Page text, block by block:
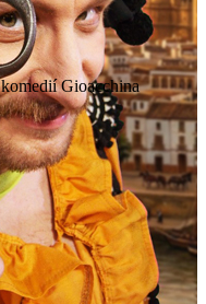
Gioacchina